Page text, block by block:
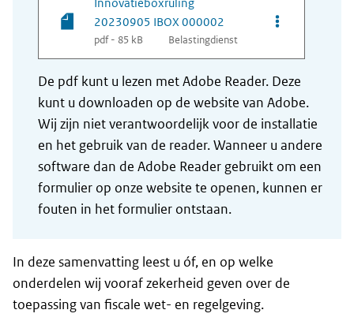
20230905 IBOX 000002
pdf - 85 kB Belastingdienst
Opties van
De pdf kunt u lezen met Adobe Reader. Deze
kunt u downloaden op de website van Adobe.
Wij zijn niet verantwoordelijk voor de installatie
en het gebruik van de reader. Wanneer u andere
software dan de Adobe Reader gebruikt om een
formulier op onze website te openen, kunnen er
fouten in het formulier ontstaan.
In deze samenvatting leest u óf, en op welke
onderdelen wij vooraf zekerheid geven over de
toepassing van fiscale wet- en regelgeving.